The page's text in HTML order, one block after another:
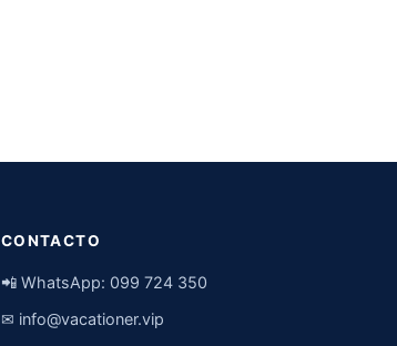
CONTACTO
📲 WhatsApp: 099 724 350
✉ info@vacationer.vip